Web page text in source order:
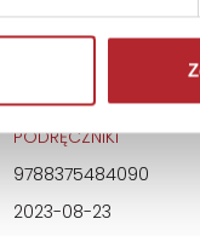
klasa 4 LO
GAUDIUM
PODRĘCZNIKI
9788375484090
2023-08-23